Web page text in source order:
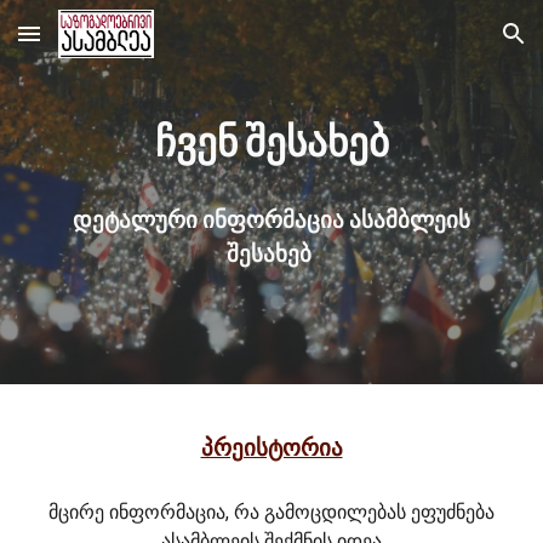
Skip to main content Skip to navigation
ჩვენ შესახებ
დეტალური ინფორმაციაასამბლეის
შესახებ
პრეისტორია
მცირე ინფორმაცია, რა გამოცდილებას ეფუძნება